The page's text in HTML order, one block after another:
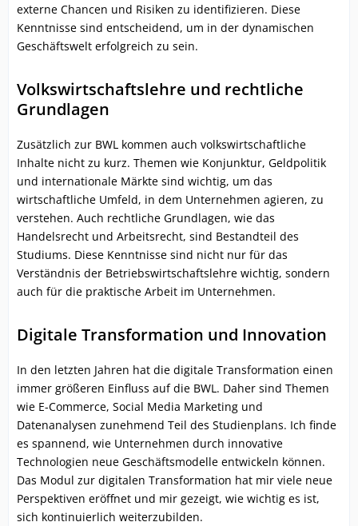
externe Chancen und Risiken zu identifizieren. Diese
Kenntnisse sind entscheidend, um in der dynamischen
Geschäftswelt erfolgreich zu sein.
Volkswirtschaftslehre und rechtliche
Grundlagen
Zusätzlich zur BWL kommen auch volkswirtschaftliche
Inhalte nicht zu kurz. Themen wie Konjunktur, Geldpolitik
und internationale Märkte sind wichtig, um das
wirtschaftliche Umfeld, in dem Unternehmen agieren, zu
verstehen. Auch rechtliche Grundlagen, wie das
Handelsrecht und Arbeitsrecht, sind Bestandteil des
Studiums. Diese Kenntnisse sind nicht nur für das
Verständnis der Betriebswirtschaftslehre wichtig, sondern
auch für die praktische Arbeit im Unternehmen.
Digitale Transformation und Innovation
In den letzten Jahren hat die digitale Transformation einen
immer größeren Einfluss auf die BWL. Daher sind Themen
wie E-Commerce, Social Media Marketing und
Datenanalysen zunehmend Teil des Studienplans. Ich finde
es spannend, wie Unternehmen durch innovative
Technologien neue Geschäftsmodelle entwickeln können.
Das Modul zur digitalen Transformation hat mir viele neue
Perspektiven eröffnet und mir gezeigt, wie wichtig es ist,
sich kontinuierlich weiterzubilden.